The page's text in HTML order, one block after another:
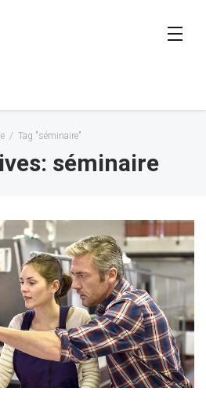
/ Tag "séminaire"
séminaire